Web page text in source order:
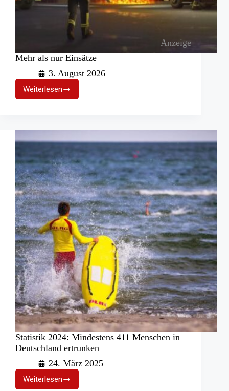
Anzeige
Mehr als nur Einsätze
3. August 2026
Weiterlesen
Mehr
als
Statistik 2024: Mindestens 411 Menschen in
Deutschland ertrunken
24. März 2025
Weiterlesen
Statistik